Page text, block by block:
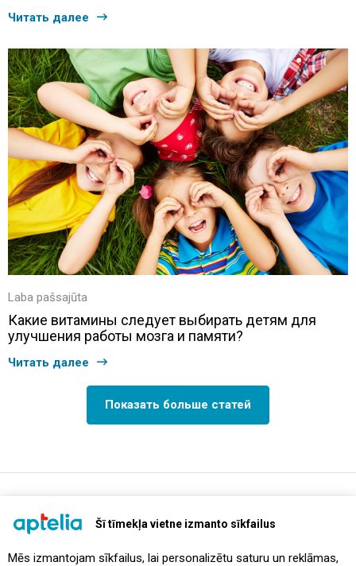
Šī tīmekļa vietne izmanto sīkfailus
Mēs izmantojam sīkfailus, lai personalizētu saturu un reklāmas,
Читать далее
Laba pašsajūta
Какие витамины следует выбирать детям для
улучшения работы мозга и памяти?
Читать далее
Показать больше статей